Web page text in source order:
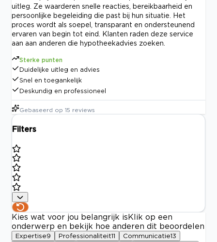
uitleg. Ze waarderen snelle reacties, bereikbaarheid en
persoonlijke begeleiding die past bij hun situatie. Het
proces wordt als soepel, transparant en ondersteunend
ervaren van begin tot eind. Klanten raden deze service
aan aan anderen die hypotheekadvies zoeken.
Sterke punten
Duidelijke uitleg en advies
Snel en toegankelijk
Deskundig en professioneel
Gebaseerd op 15 reviews
Filters
Kies wat voor jou belangrijk is Klik op een
onderwerp en bekijk hoe anderen dit beoordelen
Expertise9 Professionaliteit11 Communicatie13